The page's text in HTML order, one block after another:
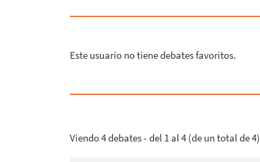
Este usuario no tiene debates favoritos.
Viendo 4 debates - del 1 al 4 (de un total de 4)